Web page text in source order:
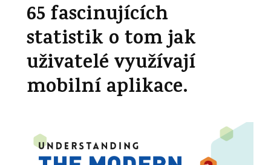
65 fascinujících
statistik o tom jak
uživatelé využívají
mobilní aplikace.